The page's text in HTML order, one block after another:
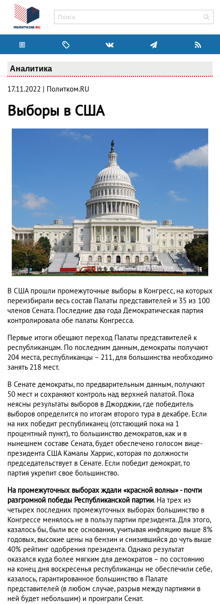
Аналитика
17.11.2022 | Политком.RU
Выборы в США
В США прошли промежуточные выборы в Конгресс, на которых
переизбирали весь состав Палаты представителей и 35 из 100
членов Сената. Последние два года Демократическая партия
контролировала обе палаты Конгресса.
Первые итоги обещают переход Палаты представителей к
республиканцам. По последним данным, демократы получают
204 места, республиканцы – 211, для большинства необходимо
занять 218 мест.
В Сенате демократы, по предварительным данным, получают
50 мест и сохраняют контроль над верхней палатой. Пока
неясны результаты выборов в Джорджии, где победитель
выборов определится по итогам второго тура в декабре. Если
на них победит республиканец (отстающий пока на 1
процентный пункт), то большинство демократов, как и в
нынешнем составе Сената, будет обеспечено голосом вице-
президента США Камалы Харрис, которая по должности
председательствует в Сенате. Если победит демократ, то
партия укрепит свое большинство.
На промежуточных выборах ждали «красной волны» - почти
разгромной победы Республиканской партии. На трех из
четырех последних промежуточных выборах большинство в
Конгрессе менялось не в пользу партии президента. Для этого,
казалось бы, были все основания, учитывая инфляцию выше 8%
годовых, высокие цены на бензин и снизившийся до чуть выше
40% рейтинг одобрения президента. Однако результат
оказался куда более мягким для демократов – по состоянию
на конец дня воскресенья республиканцы не обеспечили себе,
казалось, гарантированное большинство в Палате
представителей (в любом случае, разрыв между партиями в
ней будет небольшим) и проиграли Сенат.